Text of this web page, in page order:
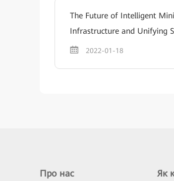
The Future of Intelligent
Infrastructure and Unifying
2022-01-18
Про нас Як